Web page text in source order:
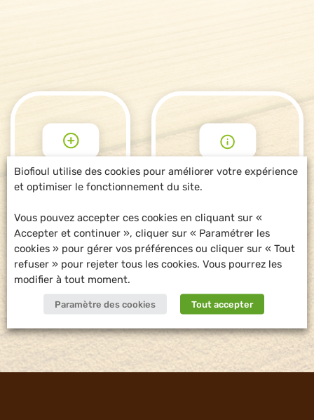
POUR ALLER
PLUS LOIN
DEMANDE
D'INFORMATIONS
Biofioul utilise des cookies pour améliorer votre expérience
et optimiser le fonctionnement du site.
Vous pouvez accepter ces cookies en cliquant sur «
Accepter et continuer », cliquer sur « Paramétrer les
cookies » pour gérer vos préférences ou cliquer sur « Tout
refuser » pour rejeter tous les cookies. Vous pourrez les
modifier à tout moment.
Paramètre des cookies Tout accepter